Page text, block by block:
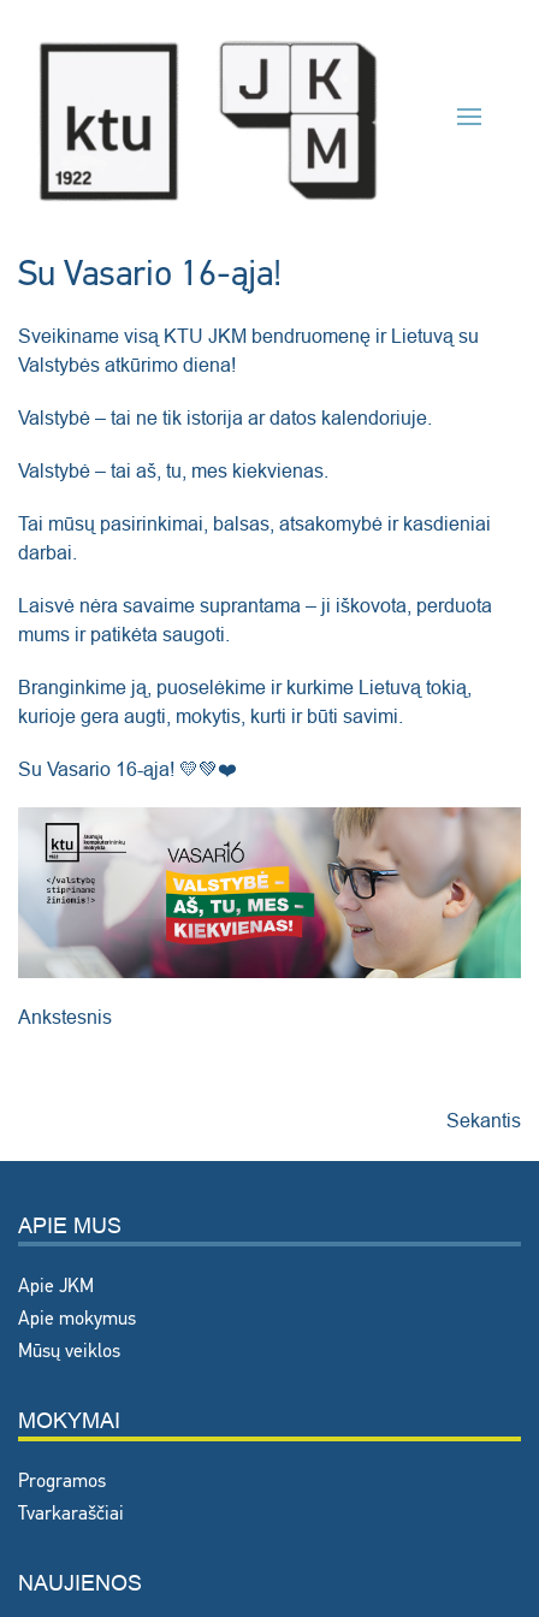
Skip to main content
Su Vasario 16-ąja!
Sveikiname visą KTU JKM bendruomenę ir Lietuvą su
Valstybės atkūrimo diena!
Valstybė – tai ne tik istorija ar datos kalendoriuje.
Valstybė – tai aš, tu, mes kiekvienas.
Tai mūsų pasirinkimai, balsas, atsakomybė ir kasdieniai
darbai.
Laisvė nėra savaime suprantama – ji iškovota, perduota
mums ir patikėta saugoti.
Branginkime ją, puoselėkime ir kurkime Lietuvą tokią,
kurioje gera augti, mokytis, kurti ir būti savimi.
Su Vasario 16-ąja! 💛💚❤️
Ankstesnis
Sekantis
APIE MUS
Apie JKM
Apie mokymus
Mūsų veiklos
MOKYMAI
Programos
Tvarkaraščiai
NAUJIENOS